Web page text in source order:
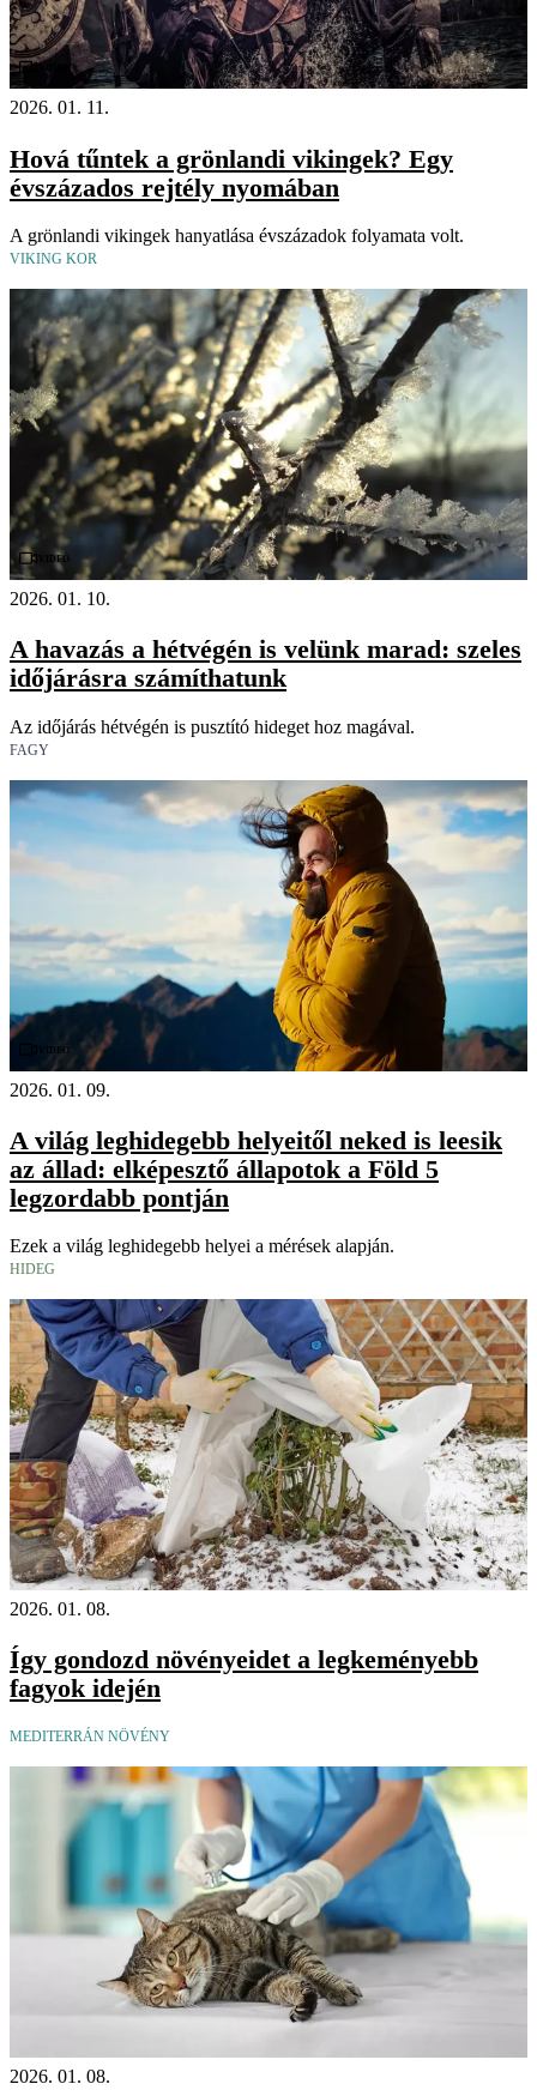
Videó
2026. 01. 11.
Hová tűntek a grönlandi vikingek? Egy
évszázados rejtély nyomában
A grönlandi vikingek hanyatlása évszázadok folyamata volt.
VIKING KOR
Videó
2026. 01. 10.
A havazás a hétvégén is velünk marad: szeles
időjárásra számíthatunk
Az időjárás hétvégén is pusztító hideget hoz magával.
FAGY
Videó
2026. 01. 09.
A világ leghidegebb helyeitől neked is leesik
az állad: elképesztő állapotok a Föld 5
legzordabb pontján
Ezek a világ leghidegebb helyei a mérések alapján.
HIDEG
2026. 01. 08.
Így gondozd növényeidet a legkeményebb
fagyok idején
MEDITERRÁN NÖVÉNY
2026. 01. 08.